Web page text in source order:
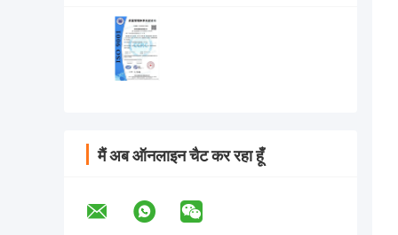
मैं अब ऑनलाइन चैट कर रहा हूँ